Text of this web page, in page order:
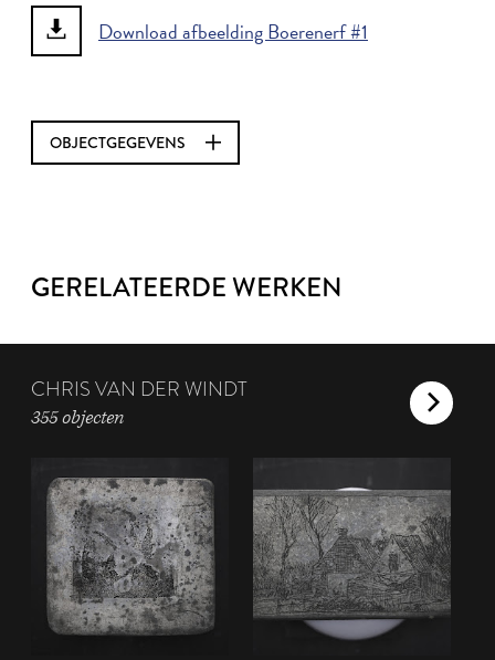
Download afbeelding Boerenerf #1
OBJECTGEGEVENS
GERELATEERDE WERKEN
CHRIS VAN DER WINDT
355 objecten